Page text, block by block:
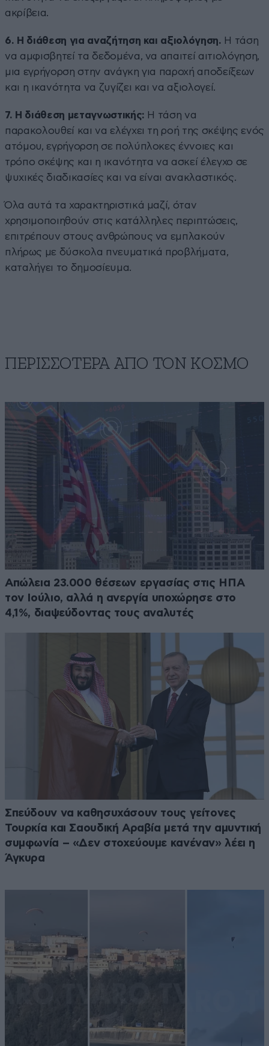
ακρίβεια.
6. Η διάθεση για αναζήτηση και αξιολόγηση. Η τάση
να αμφισβητεί τα δεδομένα, να απαιτεί αιτιολόγηση,
μια εγρήγορση στην ανάγκη για παροχή αποδείξεων
και η ικανότητα να ζυγίζει και να αξιολογεί.
7. Η διάθεση μεταγνωστικής: Η τάση να
παρακολουθεί και να ελέγχει τη ροή της σκέψης ενός
ατόμου, εγρήγορση σε πολύπλοκες έννοιες και
τρόπο σκέψης και η ικανότητα να ασκεί έλεγχο σε
ψυχικές διαδικασίες και να είναι ανακλαστικός.
Όλα αυτά τα χαρακτηριστικά μαζί, όταν
χρησιμοποιηθούν στις κατάλληλες περιπτώσεις,
επιτρέπουν στους ανθρώπους να εμπλακούν
πλήρως με δύσκολα πνευματικά προβλήματα,
καταλήγει το δημοσίευμα.
ΠΕΡΙΣΣΟΤΕΡΑ ΑΠΟ ΤΟΝ ΚΟΣΜΟ
Απώλεια 23.000 θέσεων εργασίας στις ΗΠΑ
τον Ιούλιο, αλλά η ανεργία υποχώρησε στο
4,1%, διαψεύδοντας τους αναλυτές
Σπεύδουν να καθησυχάσουν τους γείτονες
Τουρκία και Σαουδική Αραβία μετά την αμυντική
συμφωνία – «Δεν στοχεύουμε κανέναν» λέει η
Άγκυρα